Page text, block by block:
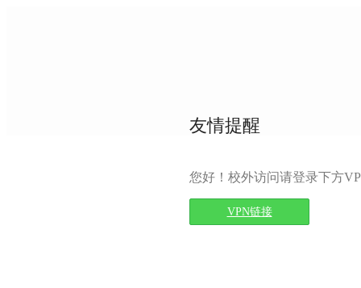
友情提醒
您好！校外访问请登录下方
VPN链接